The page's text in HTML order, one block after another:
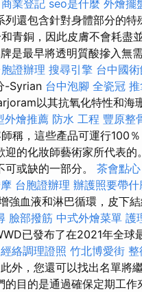
商業登記 seo是什麼 外燴擺
還包含針對身體部分的特
青銅，因此皮膚不會耗盡
是最早將透明質酸摻入無
證辦理 搜尋引擎 台中國
-Syrian 台中泡腳 全瓷冠
以其抗氧化特性和海
外燴推薦 防水 工程 豐原整
稱，這些產品可運行100
的化妝師藝術家所代表的
或缺的一部分。 茶會點心
台胞證辦理 辦護照要帶什
強血液和淋巴循環，皮下
臉部撥筋 中式外燴菜單 護
已發布了在2021年全球
經絡調理證照 竹北博愛街 整
外，您還可以找出名單將
目的是通過確保定期工作